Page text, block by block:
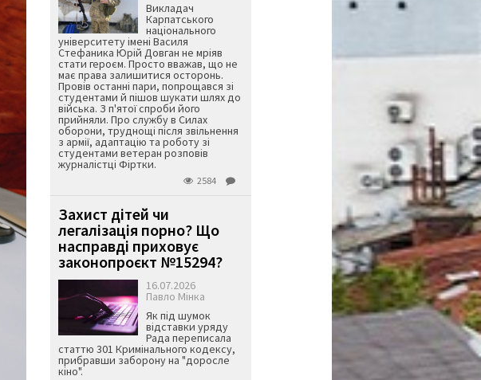
Викладач
Карпатського
національного
університету імені Василя
Стефаника Юрій Довган не мріяв
стати героєм. Просто вважав, що не
має права залишитися осторонь.
Провів останні пари, попрощався зі
студентами й пішов шукати шлях до
війська. З п'ятої спроби його
прийняли. Про службу в Силах
оборони, труднощі після звільнення
з армії, адаптацію та роботу зі
студентами ветеран розповів
журналістці Фіртки.
2584
Захист дітей чи
легалізація порно? Що
насправді приховує
законопроєкт №15294?
16.07.2026
Павло Мінка
Як під шумок
відставки уряду
Рада переписала
статтю 301 Кримінального кодексу,
прибравши заборону на "доросле
кіно".